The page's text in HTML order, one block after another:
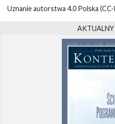
Uznanie autorstwa 4.0 Polska
AKTUALNY